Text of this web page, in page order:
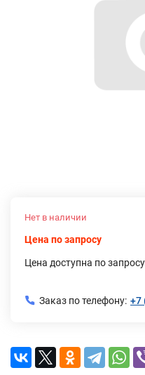
Нет в наличии
Цена по запросу
Цена доступна по
Заказ по телефону: +7